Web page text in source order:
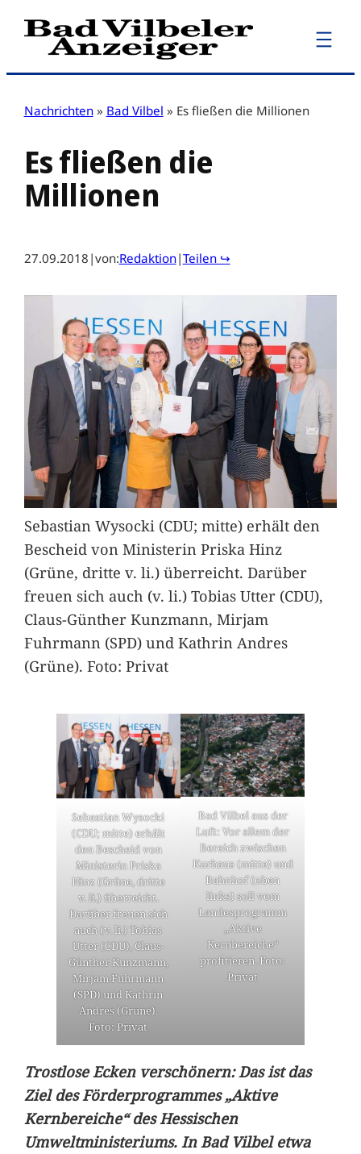
Zum
Inhalt
Nachrichten » Bad Vilbel » Es fließen die Millionen
Es fließen die
Millionen
27.09.2018 |von:Redaktion|Teilen ↪
Sebastian Wysocki (CDU; mitte) erhält den
Bescheid von Ministerin Priska Hinz
(Grüne, dritte v. li.) überreicht. Darüber
freuen sich auch (v. li.) Tobias Utter (CDU),
Claus-Günther Kunzmann, Mirjam
Fuhrmann (SPD) und Kathrin Andres
(Grüne). Foto: Privat
Sebastian Wysocki
(CDU; mitte) erhält
den Bescheid von
Ministerin Priska
Hinz (Grüne, dritte
v. li.) überreicht.
Darüber freuen sich
auch (v. li.) Tobias
Utter (CDU), Claus-
Günther Kunzmann,
Mirjam Fuhrmann
(SPD) und Kathrin
Andres (Grüne).
Foto: Privat
Bad Vilbel aus der
Luft: Vor allem der
Bereich zwischen
Kurhaus (mitte) und
Bahnhof (oben
links) soll vom
Landesprogramm
„Aktive
Kernbereiche“
profitieren. Foto:
Privat
Trostlose Ecken verschönern: Das ist das
Ziel des Förderprogrammes „Aktive
Kernbereiche“ des Hessischen
Umweltministeriums. In Bad Vilbel etwa